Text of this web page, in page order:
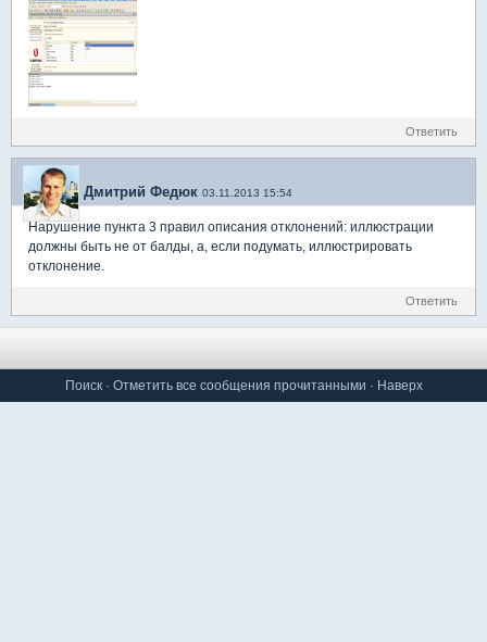
Ответить
Дмитрий Федюк 03.11.2013 15:54
Нарушение пункта 3 правил описания отклонений: иллюстрации
должны быть не от балды, а, если подумать, иллюстрировать
отклонение.
Ответить
Поиск· Отметить все сообщения прочитанными · Наверх